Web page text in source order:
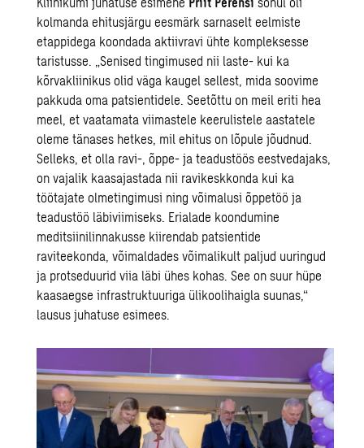
kolmanda ehitusjärgu eesmärk sarnaselt eelmiste
etappidega koondada aktiivravi ühte kompleksesse
taristusse. „Senised tingimused nii laste- kui ka
kõrvakliinikus olid väga kaugel sellest, mida soovime
pakkuda oma patsientidele. Seetõttu on meil eriti hea
meel, et vaatamata viimastele keerulistele aastatele
oleme tänases hetkes, mil ehitus on lõpule jõudnud.
Selleks, et olla ravi-, õppe- ja teadustöös eestvedajaks,
on vajalik kaasajastada nii ravikeskkonda kui ka
töötajate olmetingimusi ning võimalusi õppetöö ja
teadustöö läbiviimiseks. Erialade koondumine
meditsiinilinnakusse kiirendab patsientide
raviteekonda, võimaldades võimalikult paljud uuringud
ja protseduurid viia läbi ühes kohas. See on suur hüpe
kaasaegse infrastruktuuriga ülikoolihaigla suunas,“
lausus juhatuse esimees.